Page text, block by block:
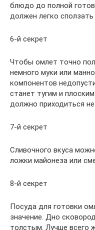
блюдо до полной
должен легко
6-й секрет
Чтобы омлет точно
немного муки или
компонентов
станет тугим и
должно приходиться
7-й секрет
Сливочного вкуса
ложки майонеза или
8-й секрет
Посуда для готовки
значение. Дно
толстым. Лучше всего